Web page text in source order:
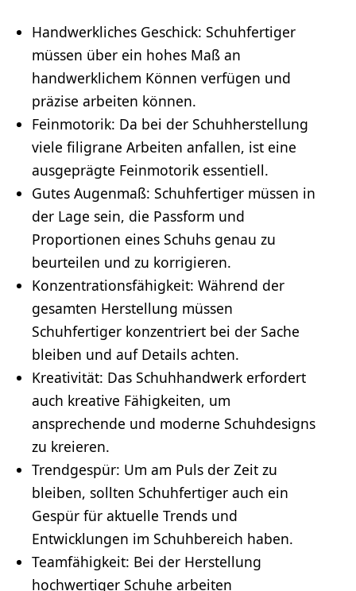
Handwerkliches Geschick: Schuhfertiger
müssen über ein hohes Maß an
handwerklichem Können verfügen und
präzise arbeiten können.
Feinmotorik: Da bei der Schuhherstellung
viele filigrane Arbeiten anfallen, ist eine
ausgeprägte Feinmotorik essentiell.
Gutes Augenmaß: Schuhfertiger müssen in
der Lage sein, die Passform und
Proportionen eines Schuhs genau zu
beurteilen und zu korrigieren.
Konzentrationsfähigkeit: Während der
gesamten Herstellung müssen
Schuhfertiger konzentriert bei der Sache
bleiben und auf Details achten.
Kreativität: Das Schuhhandwerk erfordert
auch kreative Fähigkeiten, um
ansprechende und moderne Schuhdesigns
zu kreieren.
Trendgespür: Um am Puls der Zeit zu
bleiben, sollten Schuhfertiger auch ein
Gespür für aktuelle Trends und
Entwicklungen im Schuhbereich haben.
Teamfähigkeit: Bei der Herstellung
hochwertiger Schuhe arbeiten